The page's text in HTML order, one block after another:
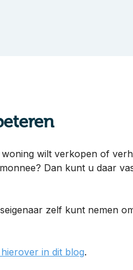
wilt verkopen of
Dan kunt u daar
zelf kunt nemen
in dit blog.